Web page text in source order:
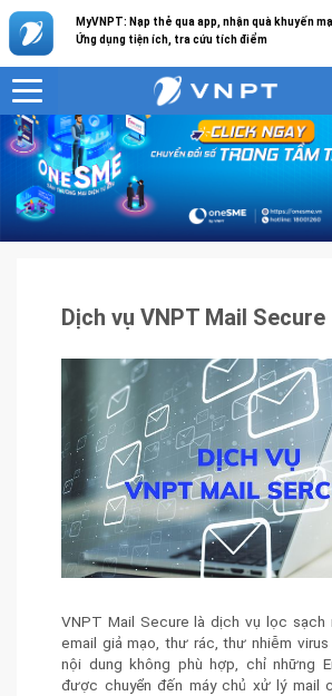
MyVNPT: Nạp thẻ qua app, nhận quà khuyến
Ứng dụng tiện ích, tra cứu tích điểm
VNPT Sản phẩm - Dịch vụ Dịch vụ VNPT
Dịch vụ VNPT Mail Secure
VNPT Mail Secure là dịch vụ lọc sạch
email giả mạo, thư rác, thư nhiễm
nội dung không phù hợp, chỉ những
được chuyển đến máy chủ xử lý mail